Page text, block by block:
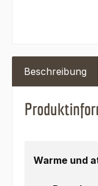
Beschreibung
Warme und